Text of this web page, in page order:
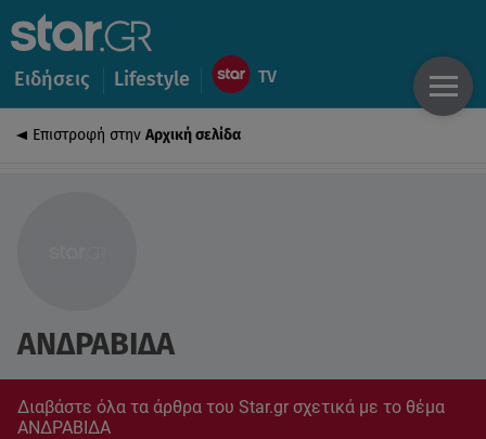
Ειδήσεις Lifestyle
Επιστροφή στην Αρχική σελίδα
ΑΝΔΡΑΒΙΔΑ
Διαβάστε όλα τα άρθρα του Star.gr σχετικά με το θέμα
ΑΝΔΡΑΒΙΔΑ